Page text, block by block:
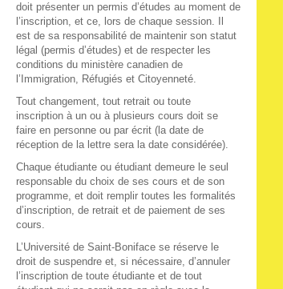
doit présenter un permis d’études au moment de
l’inscription, et ce, lors de chaque session. Il
est de sa responsabilité de maintenir son statut
légal (permis d’études) et de respecter les
conditions du ministère canadien de
l’Immigration, Réfugiés et Citoyenneté.
Tout changement, tout retrait ou toute
inscription à un ou à plusieurs cours doit se
faire en personne ou par écrit (la date de
réception de la lettre sera la date considérée).
Chaque étudiante ou étudiant demeure le seul
responsable du choix de ses cours et de son
programme, et doit remplir toutes les formalités
d’inscription, de retrait et de paiement de ses
cours.
L’Université de Saint-Boniface se réserve le
droit de suspendre et, si nécessaire, d’annuler
l’inscription de toute étudiante et de tout